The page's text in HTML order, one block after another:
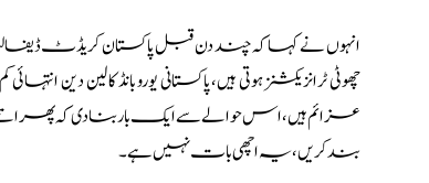
انہوں نے کہا کہ چند دن قبل پاکستان کریڈٹ ڈیفالٹ
چھوٹی ٹرانزیکشنز ہوتی ہیں، پاکستانی یورو بانڈ کا لین
بند کریں، یہ اچھی بات نہیں ہے۔